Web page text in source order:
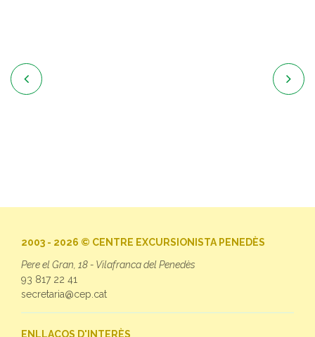
 
2003 - 2026 © CENTRE EXCURSIONISTA PENEDÈS
Pere el Gran, 18 - Vilafranca del Penedès
93 817 22 41
secretaria@cep.cat
ENLLAÇOS D'INTERÈS